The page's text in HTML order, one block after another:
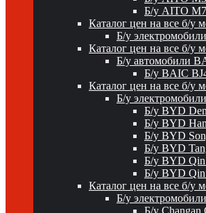
Б/у AITO M7
Каталог цен на все б/у
Б/у
Каталог цен на все б/у
Б/у автомобили
Б/у BAIC
Каталог цен на все б/у
Б/у
Б/у BYD
Б/у BYD Han
Б/у BYD
Б/у BYD
Б/у BYD Qin
Б/у BYD Qin
Каталог цен на все б/у
Б/у
Б/у Changan